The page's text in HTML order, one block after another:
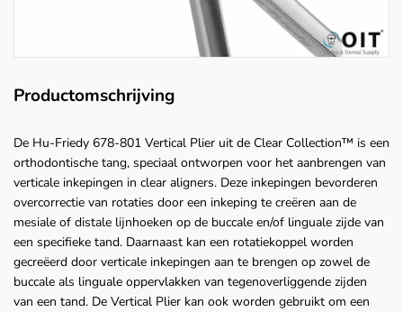
Productomschrijving
De Hu-Friedy 678-801 Vertical Plier uit de Clear Collection™ is een
orthodontische tang, speciaal ontworpen voor het aanbrengen van
verticale inkepingen in clear aligners. Deze inkepingen bevorderen
overcorrectie van rotaties door een inkeping te creëren aan de
mesiale of distale lijnhoeken op de buccale en/of linguale zijde van
een specifieke tand. Daarnaast kan een rotatiekoppel worden
gecreëerd door verticale inkepingen aan te brengen op zowel de
buccale als linguale oppervlakken van tegenoverliggende zijden
van een tand. De Vertical Plier kan ook worden gebruikt om een